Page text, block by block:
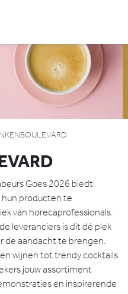
Goes 2026 biedt
producten te
van horecaprofessionals.
leveranciers is dit dé plek
de aandacht te brengen.
wijnen tot trendy cocktails
jouw assortiment
en inspirerende